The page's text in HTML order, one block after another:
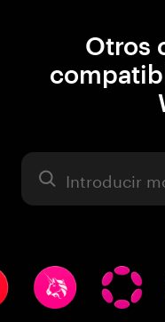
Otros
Activo